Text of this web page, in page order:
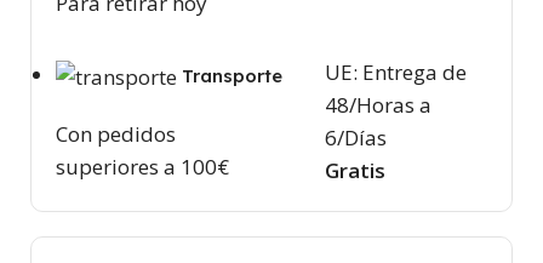
Transporte
Con pedidos
superiores a 100€
UE: Entrega de
48/Horas a
6/Días
Gratis